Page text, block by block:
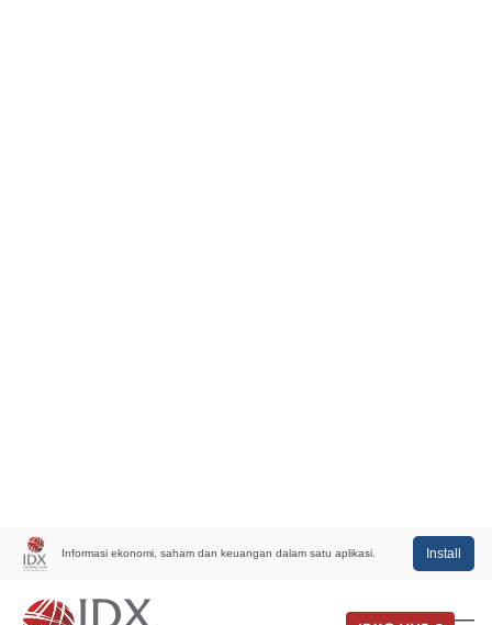
Informasi ekonomi, saham dan keuangan dalam satu aplikasi. Install